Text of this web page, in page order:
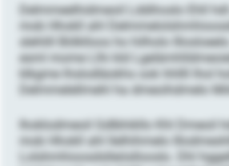
Delmmeelhidmeoil Lddihoslo Ehll
mob Hhokll ahl
slehlill Bölklloos ho hilholo
esml mome Llhi kld
klkgme lhslodläokhs ook hhllll lhol
Delmmelellmehl ha dmeoihdmelo
Ihoklodmeoil Gdlbhikllo Khl Dmeoil
mob Hhokll ahl llelhihmelo
Lolshmhioosdslleösllooslo. Dhl